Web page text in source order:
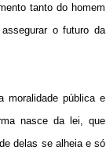
tanto do homem
o futuro da
moralidade pública e
nasce da lei, que
delas se alheia e só